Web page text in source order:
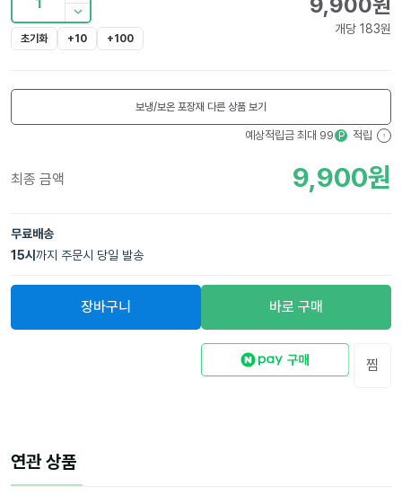
초기화 +10 +100
개당 183원
보냉/보온 포장재 다른 상품 보기
예상적립금 최대 99 P 적립 ?
최종 금액 9,900원
무료배송
15시 까지 주문시 당일 발송
장바구니 바로 구매
찜
연관 상품